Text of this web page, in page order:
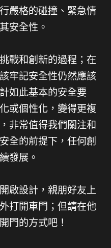
嚴格的碰撞、緊急情
安全性。
戰和創新的過程；在
牢記安全性仍然應該
如此基本的安全要
或個性化，變得更複
非常值得我們關注和
全的前提下，任何創
發展。
啟設計，親朋好友上
打開車門；但請在他
門的方式吧！